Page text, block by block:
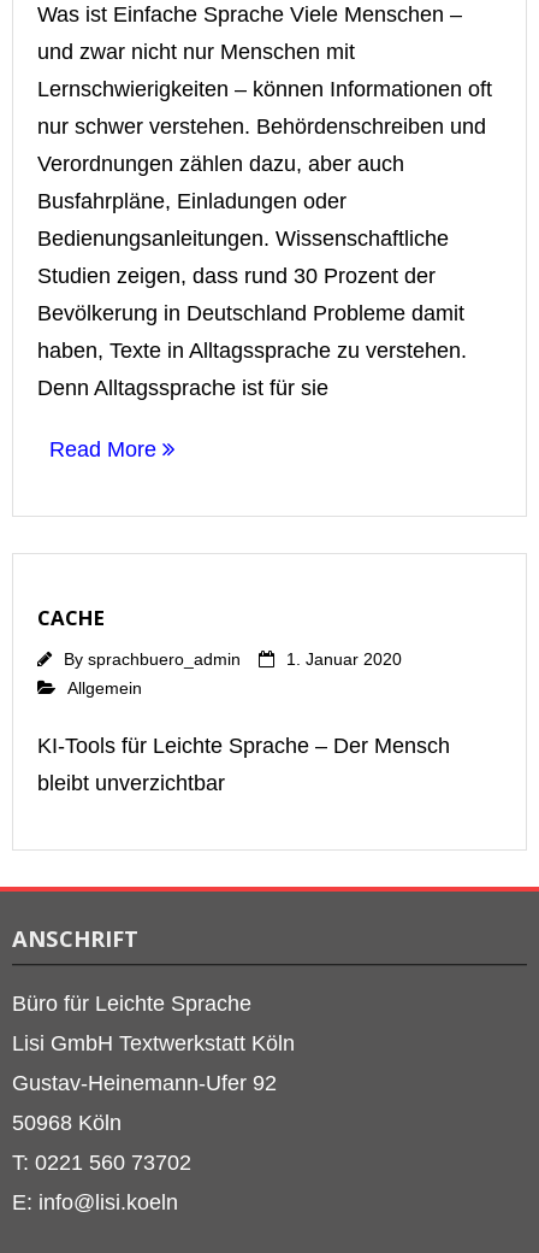
Was ist Einfache Sprache Viele Menschen –
und zwar nicht nur Menschen mit
Lernschwierigkeiten – können Informationen oft
nur schwer verstehen. Behördenschreiben und
Verordnungen zählen dazu, aber auch
Busfahrpläne, Einladungen oder
Bedienungsanleitungen. Wissenschaftliche
Studien zeigen, dass rund 30 Prozent der
Bevölkerung in Deutschland Probleme damit
haben, Texte in Alltagssprache zu verstehen.
Denn Alltagssprache ist für sie
Read More
CACHE
By sprachbuero_admin
1. Januar 2020
Allgemein
KI-Tools für Leichte Sprache – Der Mensch
bleibt unverzichtbar
ANSCHRIFT
Büro für Leichte Sprache
Lisi GmbH Textwerkstatt Köln
Gustav-Heinemann-Ufer 92
50968 Köln
T: 0221 560 73702
E: info@lisi.koeln